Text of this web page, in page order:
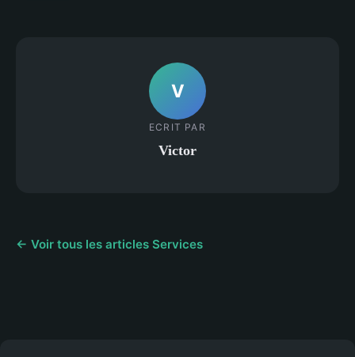
V
ECRIT PAR
Victor
← Voir tous les articles Services